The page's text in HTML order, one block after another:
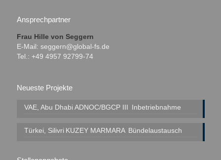
Ansprechpartner
Frau Hille von Seggern
E-Mail: seggern@global-fs.de
Tel.: +49 4957 92799-74
Neueste Projekte
VAE, Abu Dhabi ADNOC/BGCP III Inbetriebnahme
Türkei, Silivri KUZEY MARMARA Bündelaustausch